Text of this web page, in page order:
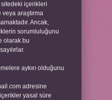
içerikleri
araştırma
Ancak,
sorumluluğunu
olarak bu
aykırı olduğunu
adresine
yasal süre